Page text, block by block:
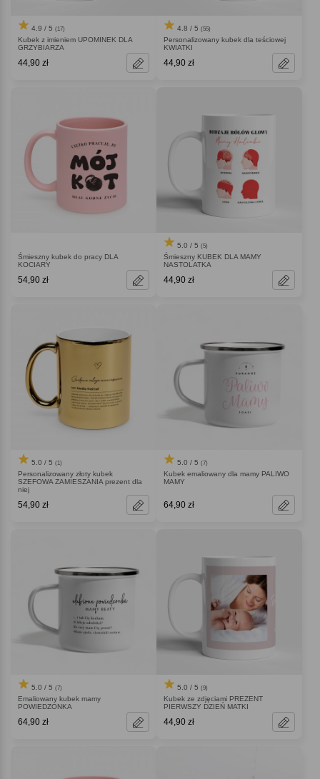
4.9 / 5 (17)
Kubek z imieniem UPOMINEK DLA
GRZYBIARZA
44,90 zł
4.8 / 5 (55)
Personalizowany kubek dla teściowej
KWIATKI
44,90 zł
Śmieszny kubek do pracy DLA
KOCIARY
54,90 zł
5.0 / 5 (5)
Śmieszny KUBEK DLA MAMY
NASTOLATKA
44,90 zł
5.0 / 5 (1)
Personalizowany złoty kubek
SZEFOWA ZAMIESZANIA prezent dla
niej
54,90 zł
5.0 / 5 (7)
Kubek emaliowany dla mamy PALIWO
MAMY
64,90 zł
5.0 / 5 (7)
Emaliowany kubek mamy
POWIEDZONKA
64,90 zł
5.0 / 5 (9)
Kubek ze zdjęciami PREZENT
PIERWSZY DZIEŃ MATKI
44,90 zł